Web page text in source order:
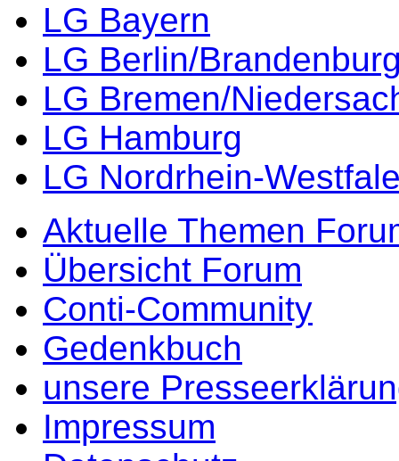
LG Bayern
LG Berlin/
LG Bremen/
LG Hamburg
LG Nordrhein-
Aktuelle Themen
Übersicht Forum
Conti-Community
Gedenkbuch
unsere
Impressum